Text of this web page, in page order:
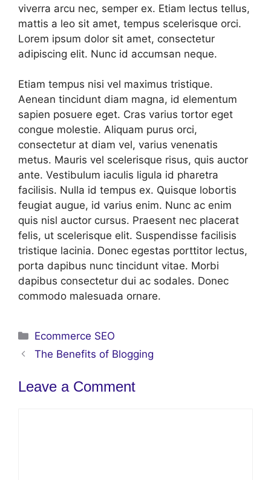
viverra arcu nec, semper ex. Etiam lectus tellus,
mattis a leo sit amet, tempus scelerisque orci.
Lorem ipsum dolor sit amet, consectetur
adipiscing elit. Nunc id accumsan neque.
Etiam tempus nisi vel maximus tristique.
Aenean tincidunt diam magna, id elementum
sapien posuere eget. Cras varius tortor eget
congue molestie. Aliquam purus orci,
consectetur at diam vel, varius venenatis
metus. Mauris vel scelerisque risus, quis auctor
ante. Vestibulum iaculis ligula id pharetra
facilisis. Nulla id tempus ex. Quisque lobortis
feugiat augue, id varius enim. Nunc ac enim
quis nisl auctor cursus. Praesent nec placerat
felis, ut scelerisque elit. Suspendisse facilisis
tristique lacinia. Donec egestas porttitor lectus,
porta dapibus nunc tincidunt vitae. Morbi
dapibus consectetur dui ac sodales. Donec
commodo malesuada ornare.
Categories
Ecommerce SEO
The Benefits of Blogging
Leave a Comment